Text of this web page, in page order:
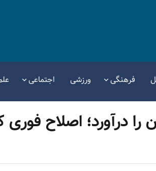
فرهنگی ورزشی اجتماعی
درآورد؛ اصلاح فوری